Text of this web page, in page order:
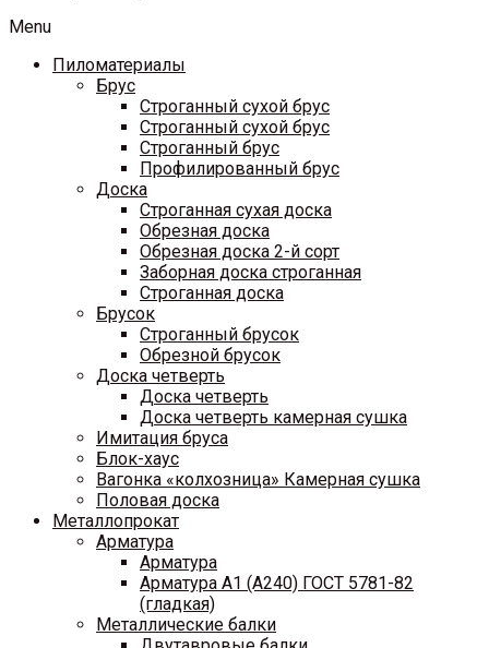
Menu
Пиломатериалы
Брус
Строганный сухой брус
Строганный сухой брус
Строганный брус
Профилированный брус
Доска
Строганная сухая доска
Обрезная доска
Обрезная доска 2-й сорт
Заборная доска строганная
Строганная доска
Брусок
Строганный брусок
Обрезной брусок
Доска четверть
Доска четверть
Доска четверть камерная сушка
Имитация бруса
Блок-хаус
Вагонка «колхозница» Камерная сушка
Половая доска
Металлопрокат
Арматура
Арматура
Арматура A1 (A240) ГОСТ 5781-82
(гладкая)
Металлические балки